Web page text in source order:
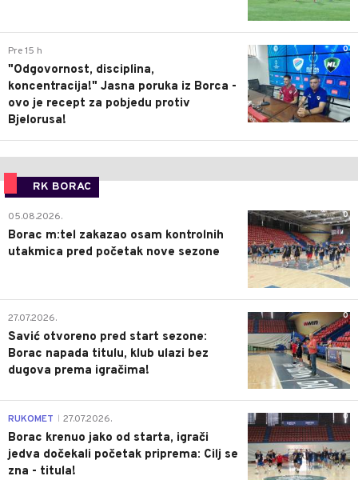
0
Pre 15 h
"Odgovornost, disciplina,
koncentracija!" Jasna poruka iz Borca -
ovo je recept za pobjedu protiv
Bjelorusa!
RK BORAC
0
05.08.2026.
Borac m:tel zakazao osam kontrolnih
utakmica pred početak nove sezone
0
27.07.2026.
Savić otvoreno pred start sezone:
Borac napada titulu, klub ulazi bez
dugova prema igračima!
0
RUKOMET 27.07.2026.
Borac krenuo jako od starta, igrači
jedva dočekali početak priprema: Cilj se
zna - titula!